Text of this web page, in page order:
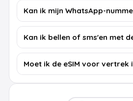
Kan ik mijn WhatsApp-
Kan ik bellen of sms'en met
Moet ik de eSIM voor vertrek